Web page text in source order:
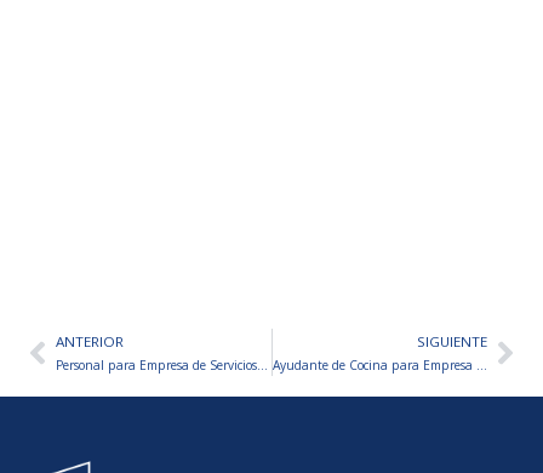
AntANTERIOR
Personal para Empresa de Servicios Intangibles
SIGUIENTE
Ayudante de Cocina para Empresa Gastronómica